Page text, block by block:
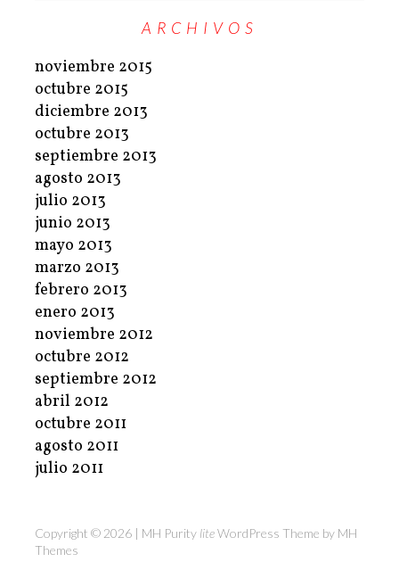
ARCHIVOS
noviembre 2015
octubre 2015
diciembre 2013
octubre 2013
septiembre 2013
agosto 2013
julio 2013
junio 2013
mayo 2013
marzo 2013
febrero 2013
enero 2013
noviembre 2012
octubre 2012
septiembre 2012
abril 2012
octubre 2011
agosto 2011
julio 2011
Copyright © 2026 | MH Purity liteWordPress Theme by MH
Themes